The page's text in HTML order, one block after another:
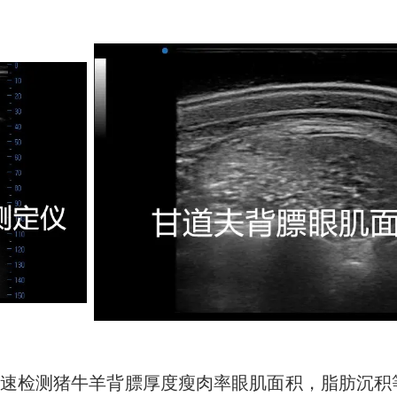
检测猪牛羊背膘厚度瘦肉率眼肌面积，脂肪沉